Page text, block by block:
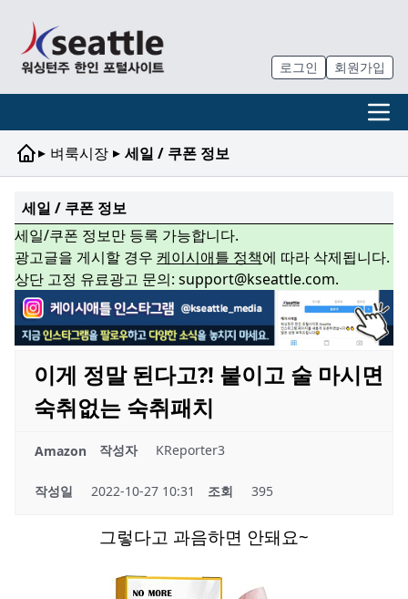
로그인 회원가입
▸ 벼룩시장 ▸ 세일 / 쿠폰 정보
세일 / 쿠폰 정보
세일/쿠폰 정보만 등록 가능합니다.
광고글을 게시할 경우 케이시애틀 정책에 따라 삭제됩니다.
상단 고정 유료광고 문의: support@kseattle.com.
이게 정말 된다고?! 붙이고 술 마시면
숙취없는 숙취패치
Amazon 작성자 KReporter3
작성일 2022-10-27 10:31 조회 395
그렇다고 과음하면 안돼요~